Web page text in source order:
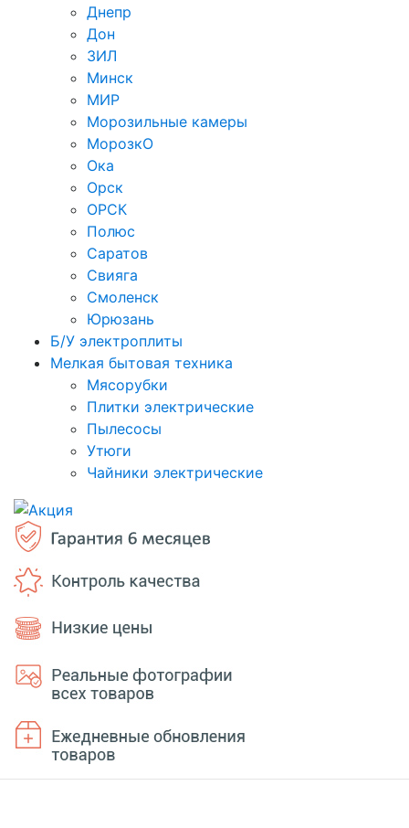
Днепр
Дон
ЗИЛ
Минск
МИР
Морозильные камеры
МорозкО
Ока
Орск
ОРСК
Полюс
Саратов
Свияга
Смоленск
Юрюзань
Б/У электроплиты
Мелкая бытовая техника
Мясорубки
Плитки электрические
Пылесосы
Утюги
Чайники электрические